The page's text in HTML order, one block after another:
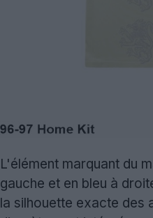
L'élément marquant du
gauche et en bleu à
la silhouette exacte des